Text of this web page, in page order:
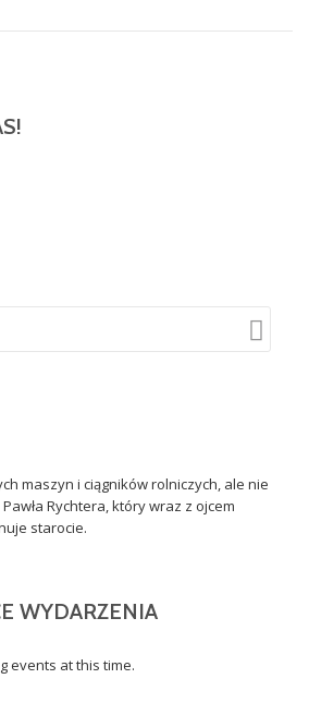
maszyn i ciągników rolniczych, ale nie
Rychtera, który wraz z ojcem
starocie.
WYDARZENIA
events at this time.